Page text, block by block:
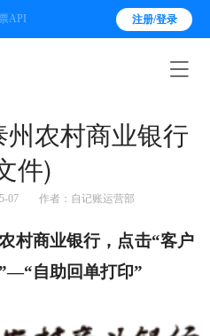
API 注册/登录

农村商业银行
件)
07 作者：自记账运营部
村商业银行，点击“客户
自助回单打印”